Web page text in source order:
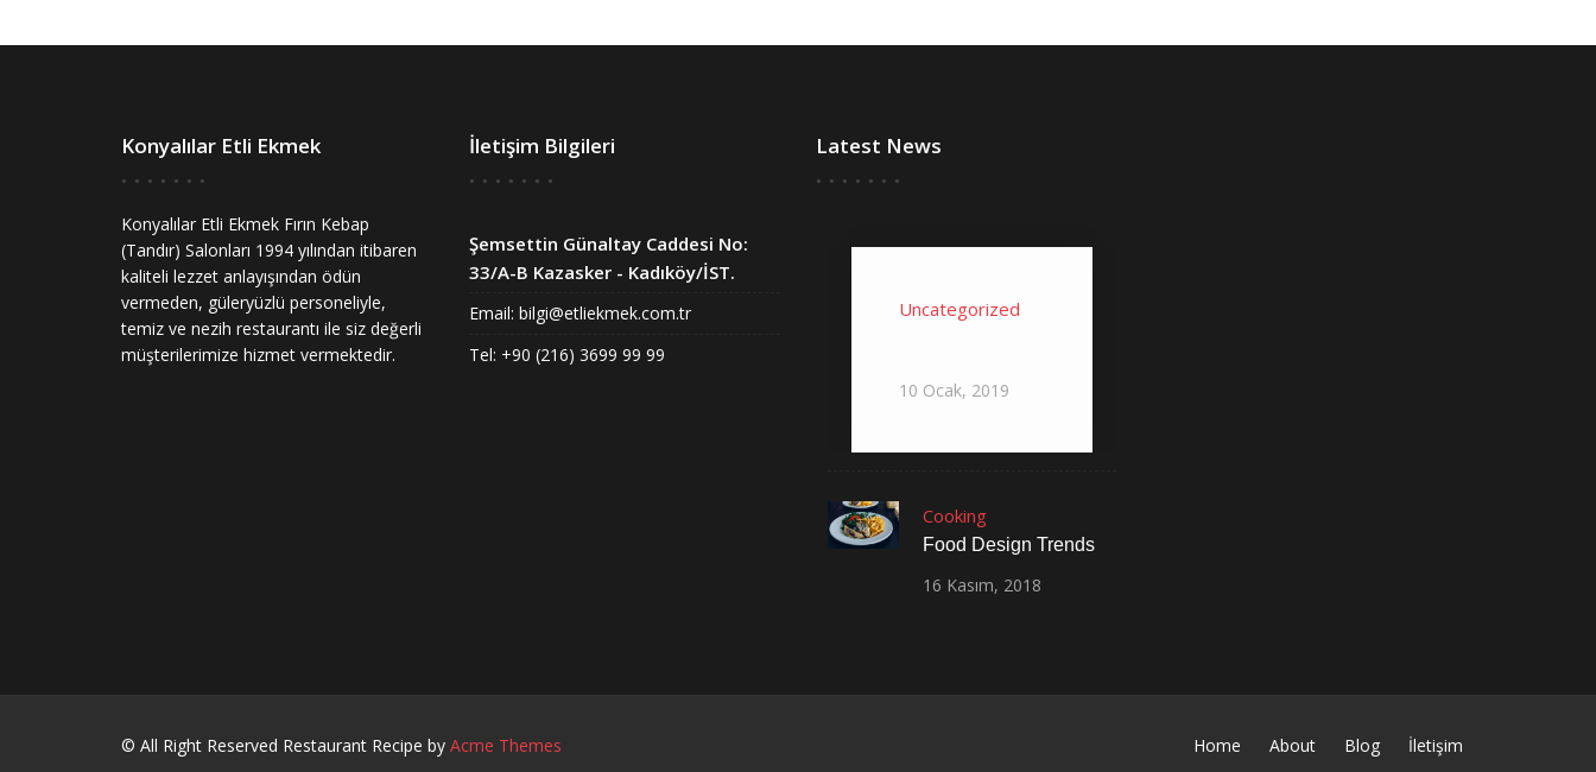
Konyalılar Etli Ekmek
Konyalılar Etli Ekmek Fırın Kebap
(Tandır) Salonları 1994 yılından itibaren
kaliteli lezzet anlayışından ödün
vermeden, güleryüzlü personeliyle,
temiz ve nezih restaurantı ile siz değerli
müşterilerimize hizmet vermektedir.
İletişim Bilgileri
Şemsettin Günaltay Caddesi No:
33/A-B Kazasker - Kadıköy/İST.
Email: bilgi@etliekmek.com.tr
Tel: +90 (216) 3699 99 99
Latest News
Uncategorized
10 Ocak, 2019
Cooking
Food Design Trends
16 Kasım, 2018
© All Right Reserved Restaurant Recipe by Acme Themes Home About Blog İletişim